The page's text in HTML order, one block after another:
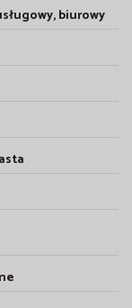
biurowy